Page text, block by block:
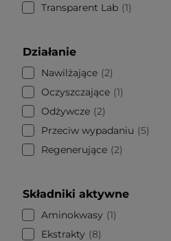
Transparent Lab 1
Działanie
Nawilżające 2
Oczyszczające 1
Odżywcze 2
Przeciw wypadaniu
5
Regenerujące 2
Składniki aktywne
Aminokwasy
1
Ekstrakty
8